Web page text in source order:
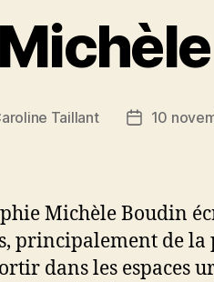
Taillant
Date
10
Michèle Boudin
principalement de la
dans les espaces